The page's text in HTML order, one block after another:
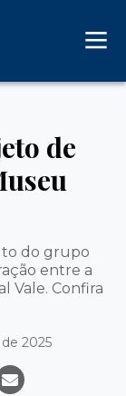
de
do grupo
entre a
Vale. Confira
2025